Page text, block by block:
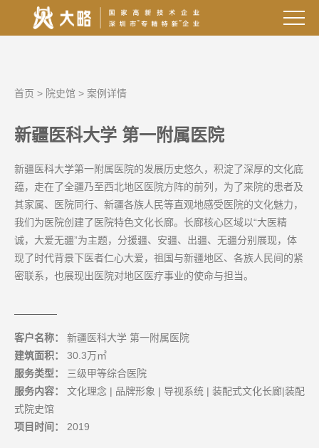
首页 > 院史馆 > 案例详情
新疆医科大学 第一附属医院
新疆医科大学第一附属医院的发展历史悠久，积淀了深厚的文化底
蕴，走在了全疆乃至西北地区医院方阵的前列，为了来院的患者及
其家属、医院同行、新疆各族人民等直观地感受医院的文化魅力，
我们为医院创建了医院特色文化长廊。长廊核心区域以“大医精
诚，大爱无疆”为主题，分援疆、安疆、出疆、无疆分别展现，体
现了时代背景下医者仁心大爱，祖国与新疆地区、各族人民间的紧
密联系，也展现出医院对地区医疗事业的使命与担当。
客户名称：
新疆医科大学 第一附属医院
建筑面积：
30.3万㎡
服务类型：
三级甲等综合医院
服务内容：
文化理念 | 品牌形象 | 导视系统 | 装配式文化长廊|装配
式院史馆
项目时间：
2019